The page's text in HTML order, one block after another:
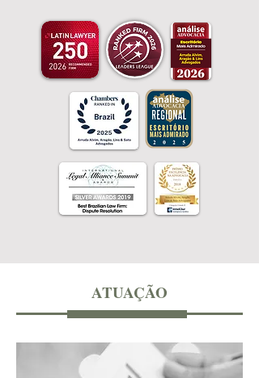
ATUAÇÃO